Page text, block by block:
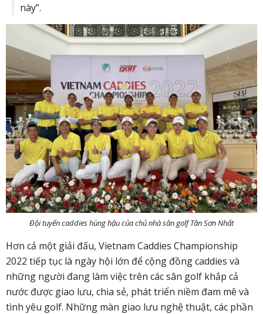
này”.
Đội tuyển caddies hùng hậu của chủ nhà sân golf Tân Sơn Nhất
Hơn cả một giải đấu, Vietnam Caddies Championship
2022 tiếp tục là ngày hội lớn để cộng đồng caddies và
những người đang làm việc trên các sân golf khắp cả
nước được giao lưu, chia sẻ, phát triển niềm đam mê và
tình yêu golf. Những màn giao lưu nghệ thuật, các phần